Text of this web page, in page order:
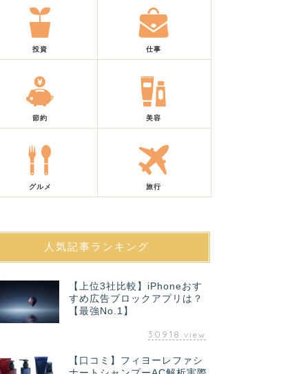
投資 仕事
節約 美容
グルメ 旅行
人気記事ランキング
【上位3社比較】iPhoneおす
すめ広告ブロックアプリは？
【最強No.1】
30918 view
【口コミ】フィヨーレファシ